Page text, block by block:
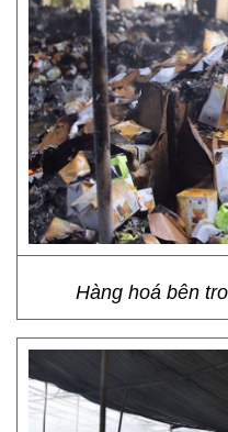
Hàng hoá bên